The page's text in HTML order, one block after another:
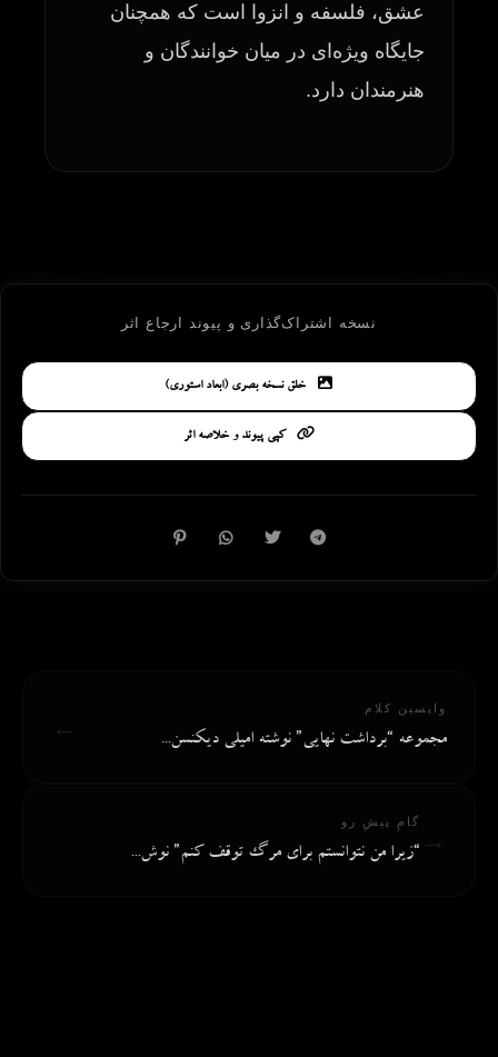
عشق، فلسفه و انزوا است که همچنان
جایگاه ویژه‌ای در میان خوانندگان و
هنرمندان دارد.
نسخه اشتراک‌گذاری و پیوند ارجاع اثر
خلق نسخه بصری (ابعاد استوری)
کپی پیوند و خلاصه اثر
واپسین کلام
مجموعه “برداشت نهایی” نوشته امیلی دیکنسن... ←
→
گامِ پیشِ رو
“زیرا من نتوانستم برای مرگ توقف کنم” نوش...